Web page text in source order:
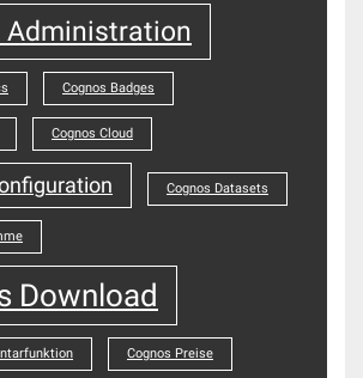
Administration
Cognos Badges
Cognos Cloud
Cognos Datasets
Download
Cognos Preise